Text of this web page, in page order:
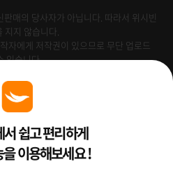
매의 당사자가 아닙니다. 따라서 위시빈
지 않습니다.
자에게 저작권이 있으므로 무단 업로드
있습니다.
쉽고 편리하게
이용해보세요 !